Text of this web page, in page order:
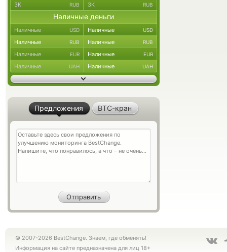
ЗК RUB ЗК RUB
Наличные деньги
Наличные USD Наличные USD
Наличные RUB Наличные RUB
Наличные EUR Наличные EUR
Наличные UAH Наличные UAH
Предложения BTC-кран
© 2007-2026 BestChange. Знаем, где обменять!
Информация на сайте предназначена для лиц 18+